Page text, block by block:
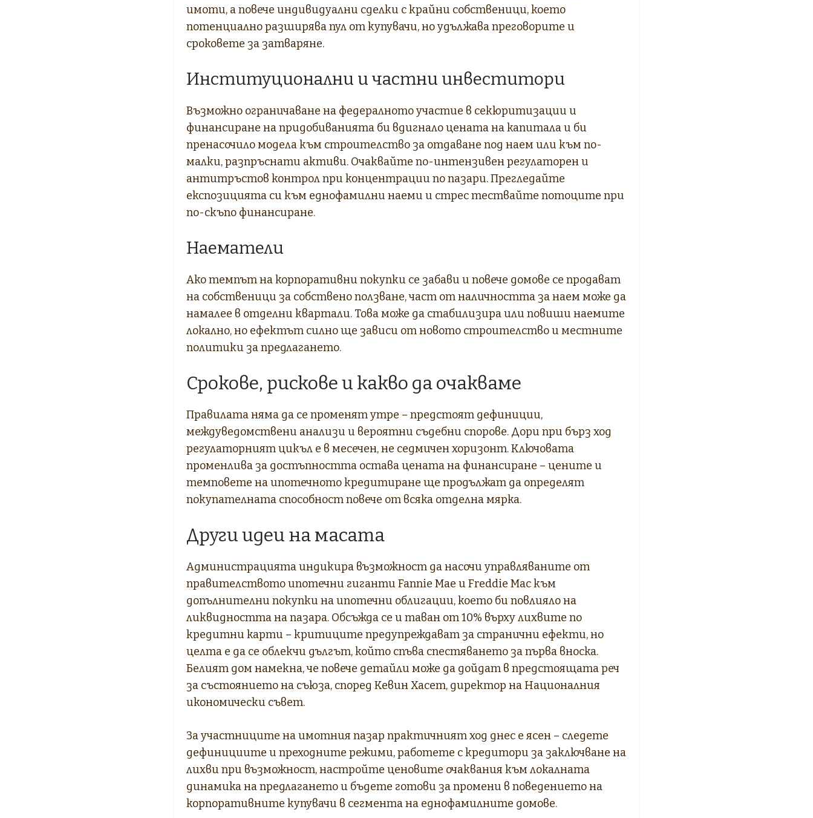
имоти, а повече индивидуални сделки с крайни собственици, което
потенциално разширява пул от купувачи, но удължава преговорите и
сроковете за затваряне.
Институционални и частни инвеститори
Възможно ограничаване на федералното участие в секюритизации и
финансиране на придобиванията би вдигнало цената на капитала и би
пренасочило модела към строителство за отдаване под наем или към по-
малки, разпръснати активи. Очаквайте по-интензивен регулаторен и
антитръстов контрол при концентрации по пазари. Прегледайте
експозицията си към еднофамилни наеми и стрес тествайте потоците при
по-скъпо финансиране.
Наематели
Ако темпът на корпоративни покупки се забави и повече домове се продават
на собственици за собствено ползване, част от наличността за наем може да
намалее в отделни квартали. Това може да стабилизира или повиши наемите
локално, но ефектът силно ще зависи от новото строителство и местните
политики за предлагането.
Срокове, рискове и какво да очакваме
Правилата няма да се променят утре – предстоят дефиниции,
междуведомствени анализи и вероятни съдебни спорове. Дори при бърз ход
регулаторният цикъл е в месечен, не седмичен хоризонт. Ключовата
променлива за достъпността остава цената на финансиране – цените и
темповете на ипотечното кредитиране ще продължат да определят
покупателната способност повече от всяка отделна мярка.
Други идеи на масата
Администрацията индикира възможност да насочи управляваните от
правителството ипотечни гиганти Fannie Mae и Freddie Mac към
допълнителни покупки на ипотечни облигации, което би повлияло на
ликвидността на пазара. Обсъжда се и таван от 10% върху лихвите по
кредитни карти – критиците предупреждават за странични ефекти, но
целта е да се облекчи дългът, който спъва спестяването за първа вноска.
Белият дом намекна, че повече детайли може да дойдат в предстоящата реч
за състоянието на съюза, според Кевин Хасет, директор на Националния
икономически съвет.
За участниците на имотния пазар практичният ход днес е ясен – следете
дефинициите и преходните режими, работете с кредитори за заключване на
лихви при възможност, настройте ценовите очаквания към локалната
динамика на предлагането и бъдете готови за промени в поведението на
корпоративните купувачи в сегмента на еднофамилните домове.